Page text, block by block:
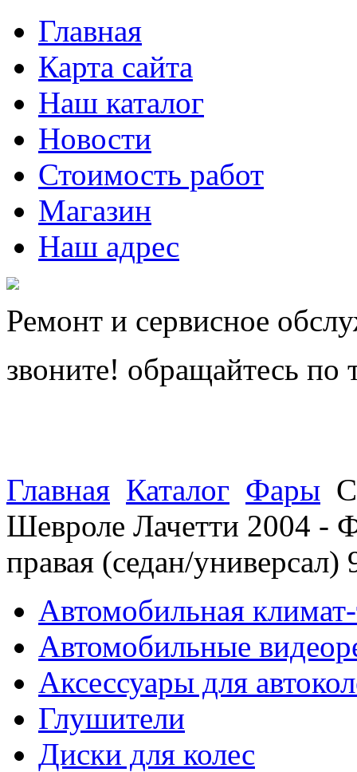
Главная
Карта сайта
Наш каталог
Новости
Стоимость работ
Магазин
Наш адрес
Ремонт и сервисное
звоните! обращайтесь по
Главная Каталог Фары
Шевроле Лачетти 2004 -
правая (седан/универсал)
Автомобильная
Автомобильные
Аксессуары для
Глушители
Диски для колес